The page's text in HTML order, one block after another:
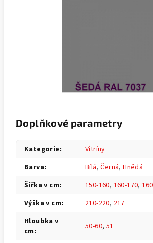
Doplňkové parametry
Kategorie:
Vitríny
Barva: Bílá,Černá,Hnědá
Šířka v cm: 150-160, 160-170,160
Výška v cm: 210-220, 217
Hloubka v
cm: 50-60, 51